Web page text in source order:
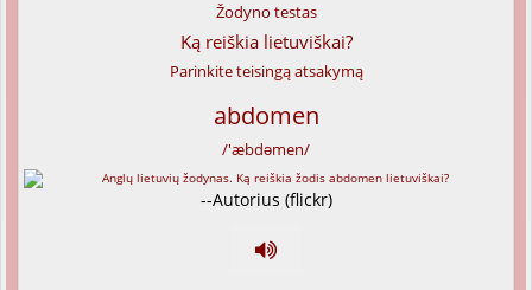
Žodyno testas
Ką reiškia lietuviškai?
Parinkite teisingą atsakymą
abdomen
/'æbdəmen/
--Autorius (flickr)